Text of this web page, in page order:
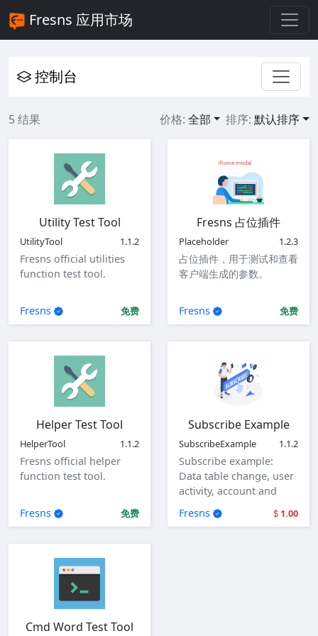
Fresns 应用市场
控制台
5 结果 价格: 全部 排序:默认排序
Utility Test Tool
UtilityTool 1.1.2
Fresns official utilities
function test tool.
Fresns 免费
Fresns 占位插件
Placeholder 1.2.3
占位插件，用于测试和查看
客户端生成的参数。
Fresns 免费
Helper Test Tool
HelperTool 1.1.2
Fresns official helper
function test tool.
Fresns 免费
Subscribe Example
SubscribeExample 1.1.2
Subscribe example:
Data table change, user
activity, account and
user login.
Fresns 1.00
Cmd Word Test Tool